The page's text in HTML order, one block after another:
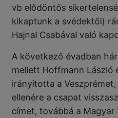
vb elődöntős
kikaptunk a svédektől)
Hajnal Csabával való
A következő évadban
mellett Hoffmann László
irányította a
ellenére a csapat
címet, továbbá a